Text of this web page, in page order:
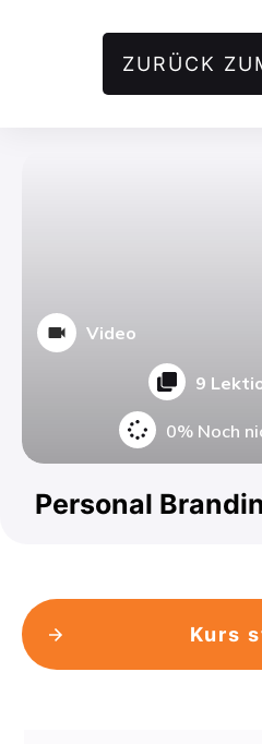
ZURÜCK
Video
9
0% Noch
Personal
Kurs